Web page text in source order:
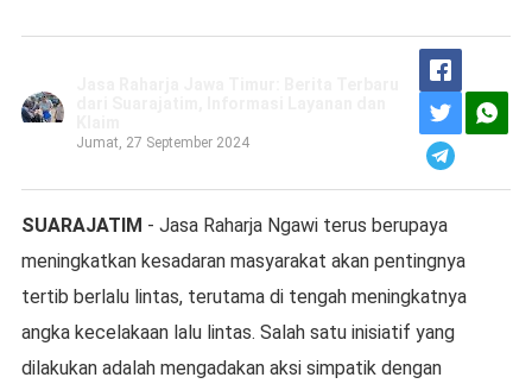
Jumat, 27 September 2024
SUARAJATIM - Jasa Raharja Ngawi terus berupaya
meningkatkan kesadaran masyarakat akan pentingnya
tertib berlalu lintas, terutama di tengah meningkatnya
angka kecelakaan lalu lintas. Salah satu inisiatif yang
dilakukan adalah mengadakan aksi simpatik dengan